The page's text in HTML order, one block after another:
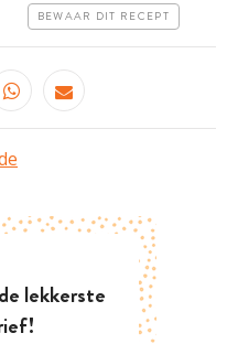
Erg makkelijk
BEWAAR DIT RECEPT
lekkerste